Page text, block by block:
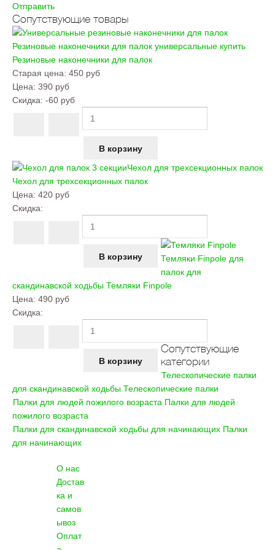
Отправить
Сопутствующие товары
Резиновые наконечники для палок универсальные купить
Резиновые наконечники для палок
Старая цена: 450 руб
Цена: 390 руб
Скидка: -60 руб
Чехол для трехсекционных палок
Чехол для трехсекционных палок
Цена: 420 руб
Скидка:
Темляки Finpole для
палок для
скандинавской ходьбы Темляки Finpole
Цена: 490 руб
Скидка:
Сопутствующие
категории
Телескопические палки
для скандинавской ходьбы Телескопические палки
Палки для людей пожилого возраста Палки для людей
пожилого возраста
Палки для скандинавской ходьбы для начинающих Палки
для начинающих
О нас
Достав
ка и
самов
ывоз
Оплат